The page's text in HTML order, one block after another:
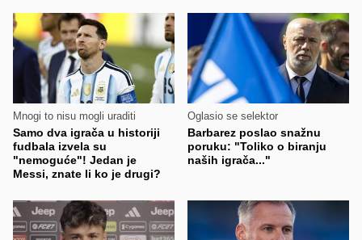
Mnogi to nisu mogli uraditi
Samo dva igrača u historiji
fudbala izvela su
"nemoguće"! Jedan je
Messi, znate li ko je drugi?
Oglasio se selektor
Barbarez poslao snažnu
poruku: "Toliko o biranju
naših igrača..."